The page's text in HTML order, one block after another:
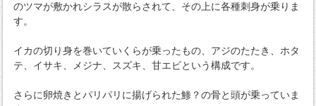
のツマが敷かれシラスが散らされて、その上に各種刺身が乗りま
す。
イカの切り身を巻いていくらが乗ったもの、アジのたたき、ホタ
テ、イサキ、メジナ、スズキ、甘エビという構成です。
さらに卵焼きとパリパリに揚げられた鯵？の骨と頭が乗っていま